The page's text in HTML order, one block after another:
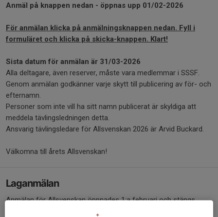
Anmäl på knappen nedan - öppnas upp 01/02-2026
För anmälan klicka på anmälningsknappen nedan. Fyll i
formuläret och klicka på skicka-knappen. Klart!
Sista datum för anmälan är 31/03-2026
Alla deltagare, även reserver, måste vara medlemmar i SSSF.
Genom anmälan godkänner varje skytt till publicering av för- och
efternamn.
Personer som inte vill ha sitt namn publicerat är skyldiga att
meddela tävlingsledningen detta.
Ansvarig tävlingsledare för Allsvenskan 2026 är Arvid Buckard.
Välkomna till årets Allsvenskan!
Laganmälan
Anmälan för Allsvenskan öppnades 1:a februari och stängs